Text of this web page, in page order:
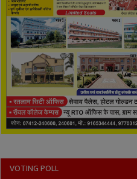
VOTING POLL